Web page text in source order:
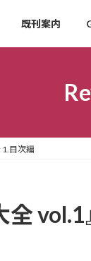
既刊案内
1.目次編